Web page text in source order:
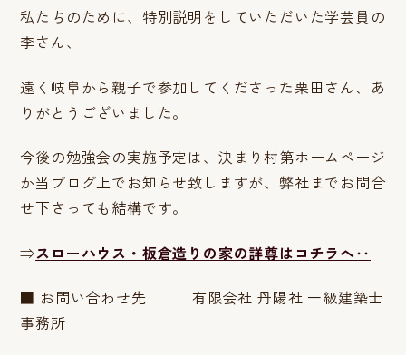
私たちのために、特別説明をしていただいた学芸員の
李さん、
遠く岐阜から親子で参加してくださった栗田さん、あ
りがとうございました。
今後の勉強会の実施予定は、決まり村第ホームページ
か当ブログ上でお知らせ致しますが、弊社までお問合
せ下さっても結構です。
⇒スローハウス・板倉造りの家の詳尊はコチラへ‥
■ お問い合わせ先 有限会社 丹陽社 一級建築士
事務所